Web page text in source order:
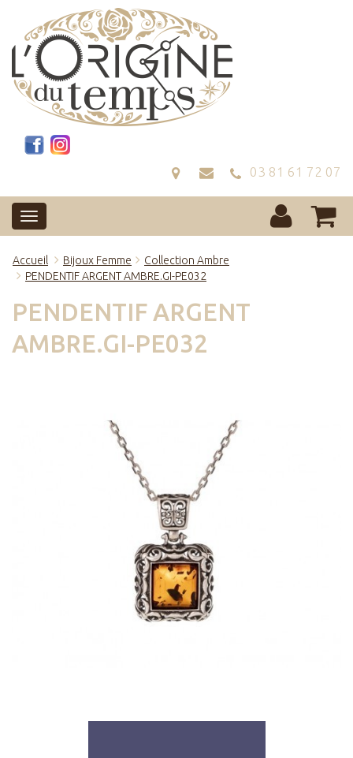
03 81 61 72 07
Accueil Bijoux Femme
Collection Ambre
PENDENTIF ARGENT AMBRE.GI-PE032
PENDENTIF ARGENT
AMBRE.GI-PE032